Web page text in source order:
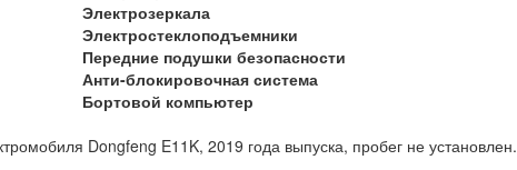
Электрозеркала
Электростеклоподъемники
Передние подушки безопасности
Анти-блокировочная система
Бортовой компьютер
Dongfeng E11K, 2019 года выпуска, пробег не установлен.